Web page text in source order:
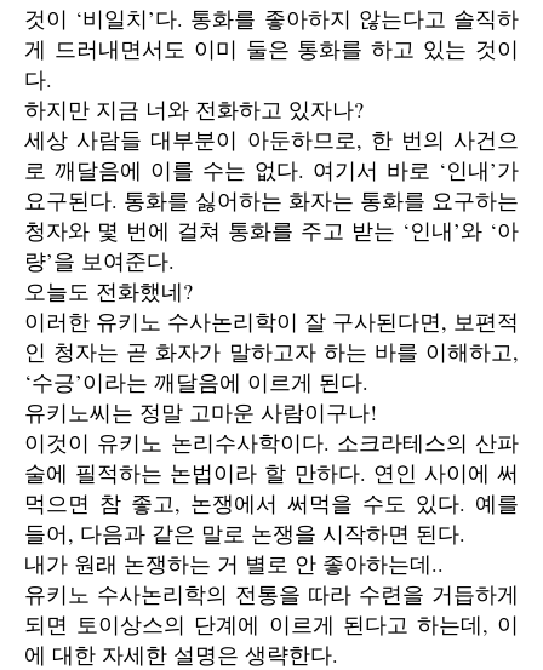
것이 ‘비일치’다. 통화를 좋아하지 않는다고 솔직하
게 드러내면서도 이미 둘은 통화를 하고 있는 것이
다.
하지만 지금 너와 전화하고 있자나?
세상 사람들 대부분이 아둔하므로, 한 번의 사건으
로 깨달음에 이를 수는 없다. 여기서 바로 ‘인내’가
요구된다. 통화를 싫어하는 화자는 통화를 요구하는
청자와 몇 번에 걸쳐 통화를 주고 받는 ‘인내’와 ‘아
량’을 보여준다.
오늘도 전화했네?
이러한 유키노 수사논리학이 잘 구사된다면, 보편적
인 청자는 곧 화자가 말하고자 하는 바를 이해하고,
‘수긍’이라는 깨달음에 이르게 된다.
유키노씨는 정말 고마운 사람이구나!
이것이 유키노 논리수사학이다. 소크라테스의 산파
술에 필적하는 논법이라 할 만하다. 연인 사이에 써
먹으면 참 좋고, 논쟁에서 써먹을 수도 있다. 예를
들어, 다음과 같은 말로 논쟁을 시작하면 된다.
내가 원래 논쟁하는 거 별로 안 좋아하는데..
유키노 수사논리학의 전통을 따라 수련을 거듭하게
되면 토이상스의 단계에 이르게 된다고 하는데, 이
에 대한 자세한 설명은 생략한다.